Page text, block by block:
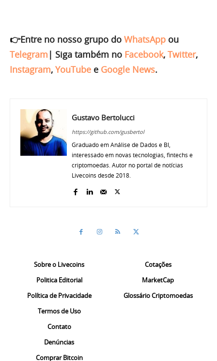
👉Entre no nosso grupo do WhatsApp ou
Telegram | Siga também no Facebook, Twitter,
Instagram, YouTube e Google News.
Gustavo Bertolucci
https://github.com/gusbertol
Graduado em Análise de Dados e BI,
interessado em novas tecnologias, fintechs e
criptomoedas. Autor no portal de notícias
Livecoins desde 2018.
Sobre o Livecoins
Politica Editorial
Política de Privacidade
Termos de Uso
Contato
Denúncias
Comprar Bitcoin
Cotações
MarketCap
Glossário Criptomoedas